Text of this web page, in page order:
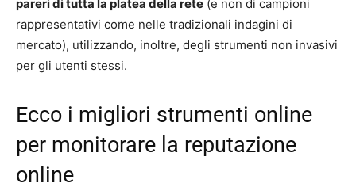
pareri di tutta la platea della rete (e non di campioni
rappresentativi come nelle tradizionali indagini di
mercato), utilizzando, inoltre, degli strumenti non invasivi
per gli utenti stessi.
Ecco i migliori strumenti online
per monitorare la reputazione
online